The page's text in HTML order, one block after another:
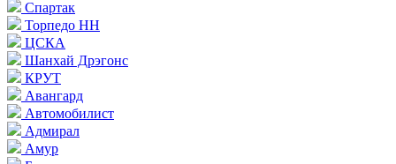
Спартак
Торпедо НН
ЦСКА
Шанхай Дрэгонс
КРУТ
Авангард
Автомобилист
Адмирал
Амур